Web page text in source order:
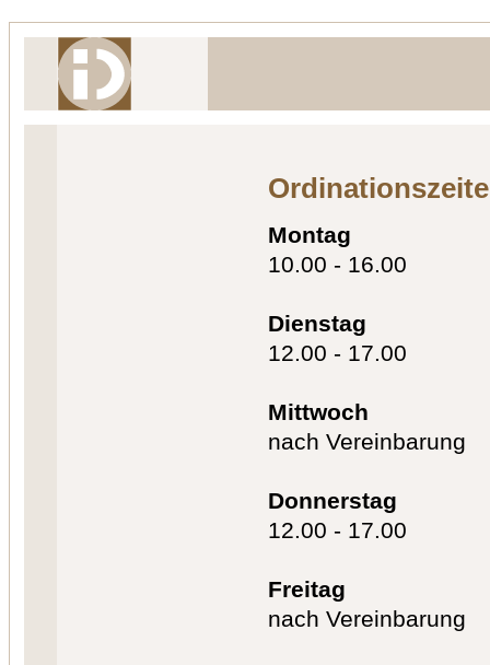
Montag
10.00 - 16.00
Dienstag
12.00 - 17.00
Mittwoch
nach Vereinbarung
Donnerstag
12.00 - 17.00
Freitag
nach Vereinbarung